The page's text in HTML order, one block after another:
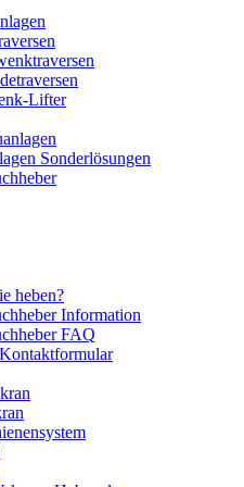
Lifter
Sonderlösungen
heben?
Information
FAQ